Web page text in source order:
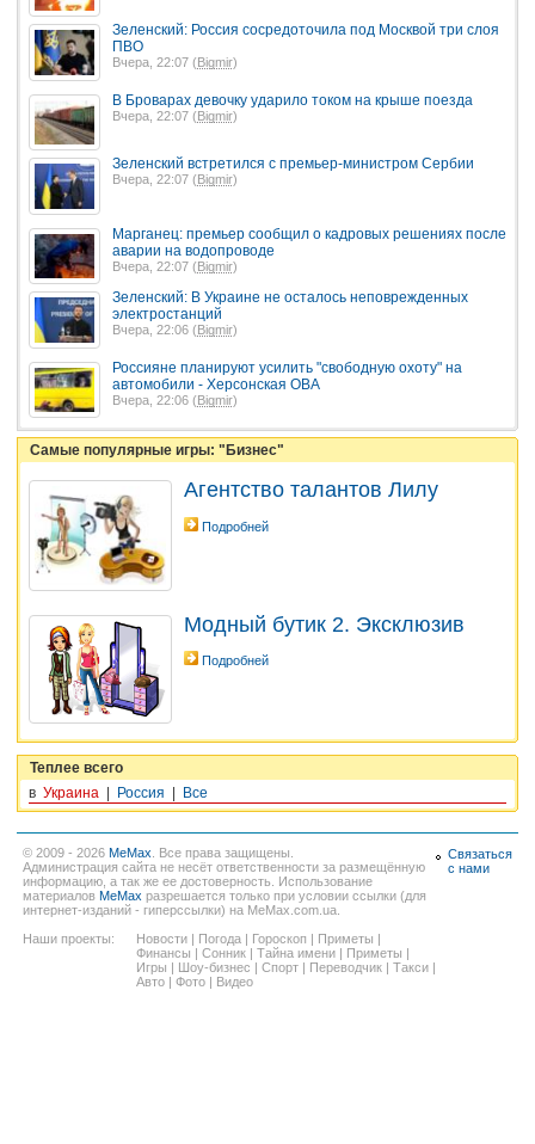
Зеленский: Россия сосредоточила под Москвой три слоя
ПВО
Вчера, 22:07 (Bigmir)
В Броварах девочку ударило током на крыше поезда
Вчера, 22:07 (Bigmir)
Зеленский встретился с премьер-министром Сербии
Вчера, 22:07 (Bigmir)
Марганец: премьер сообщил о кадровых решениях после
аварии на водопроводе
Вчера, 22:07 (Bigmir)
Зеленский: В Украине не осталось неповрежденных
электростанций
Вчера, 22:06 (Bigmir)
Россияне планируют усилить "свободную охоту" на
автомобили - Херсонская ОВА
Вчера, 22:06 (Bigmir)
Самые популярные игры: "Бизнес"
Агентство талантов Лилу
Подробней
Модный бутик 2. Эксклюзив
Подробней
Теплее всего
в Украина | Россия | Все
© 2009 - 2026 MeMax . Все права защищены.
Администрация сайта не несёт ответственности за размещённую
информацию, а так же ее достоверность. Использование
материалов MeMax разрешается только при условии ссылки (для
интернет-изданий - гиперссылки) на MeMax.com.ua.
Наши проекты:
Новости | Погода | Гороскоп | Приметы |
Финансы | Сонник | Тайна имени | Приметы |
Игры | Шоу-бизнес | Спорт | Переводчик | Такси |
Авто | Фото | Видео
Связаться
с нами